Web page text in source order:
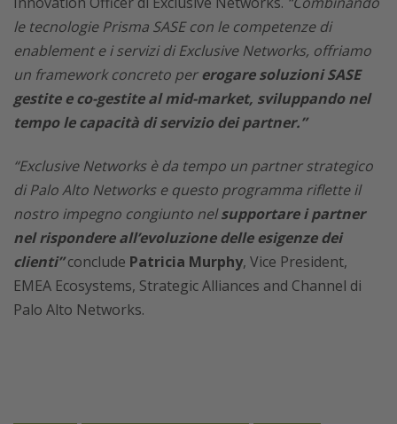
le tecnologie Prisma SASE con le competenze di
enablement e i servizi di Exclusive Networks, offriamo
un framework concreto pererogare soluzioni SASE
gestite e co-gestite al mid-market, sviluppando nel
tempo le capacità di servizio dei partner.”
“Exclusive Networks è da tempo un partner strategico
di Palo Alto Networks e questo programma riflette il
nostro impegno congiunto nelsupportare i partner
nel rispondere all’evoluzione delle esigenze dei
clienti”conclude Patricia Murphy, Vice President,
EMEA Ecosystems, Strategic Alliances and Channel di
Palo Alto Networks.